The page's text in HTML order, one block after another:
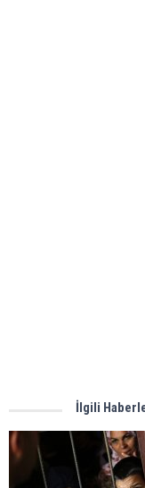
İlgili